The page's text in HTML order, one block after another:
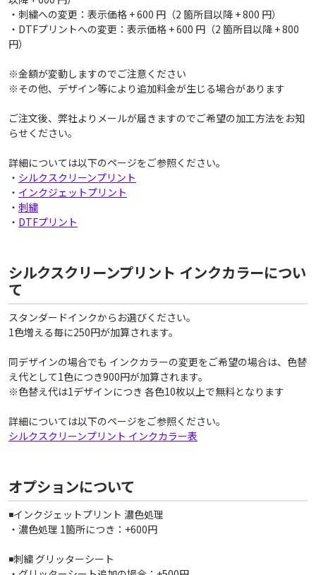
・刺繍への変更：表示価格 + 600 円（2 箇所目以降 + 800 円）
・DTFプリントへの変更：表示価格 + 600 円（2 箇所目以降 + 800
円）
※金額が変動しますのでご注意ください
※その他、デザイン等により追加料金が生じる場合があります
ご注文後、弊社よりメールが届きますのでご希望の加工方法をお知
らせください。
詳細については以下のページをご参照ください。
・ シルクスクリーンプリント
・ インクジェットプリント
・ 刺繍
・ DTFプリント
シルクスクリーンプリント インクカラーについ
て
スタンダードインクからお選びください。
1色増える毎に250円が加算されます。
同デザインの場合でも インクカラーの変更をご希望の場合は、色替
え代として1色につき900円が加算されます。
※色替え代は1デザインにつき 各色10枚以上で無料となります
詳細については以下のページをご参照ください。
シルクスクリーンプリント インクカラー表
オプションについて
◾️インクジェットプリント 濃色処理
・濃色処理 1箇所につき：+600円
◾️刺繍 グリッターシート